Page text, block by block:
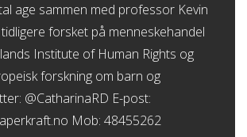
age sammen med professor Kevin
forsket på menneskehandel
Institute of Human Rights og
forskning om barn og
@CatharinaRD E-post:
Mob: 48455262